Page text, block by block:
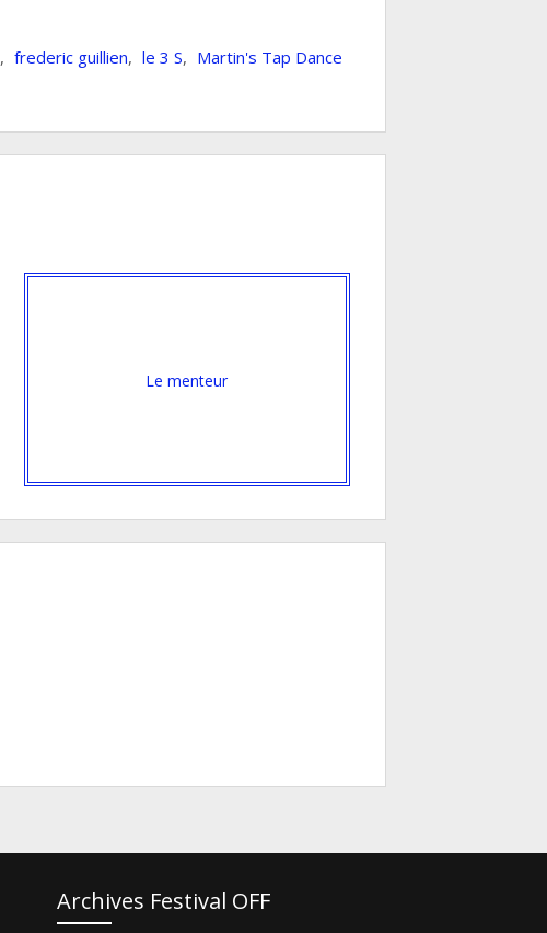
, frederic guillien, le 3 S, Martin's Tap Dance
Le menteur
Archives Festival OFF